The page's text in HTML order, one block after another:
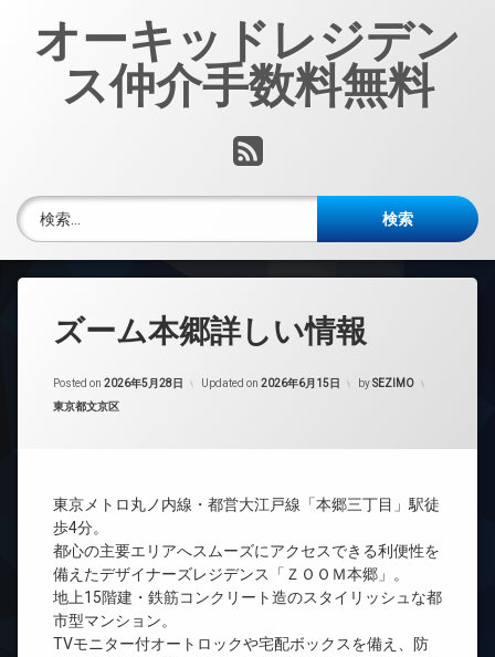
オーキッドレジデン
ス仲介手数料無料
RSS
検索:
ズーム本郷詳しい情報
Posted on 2026年5月28日 Updated on 2026年6月15日 bySEZIMO
カテゴリー:
東京都文京区
東京メトロ丸ノ内線・都営大江戸線「本郷三丁目」駅徒
歩4分。
都心の主要エリアへスムーズにアクセスできる利便性を
備えたデザイナーズレジデンス「ＺＯＯＭ本郷」。
地上15階建・鉄筋コンクリート造のスタイリッシュな都
市型マンション。
TVモニター付オートロックや宅配ボックスを備え、防